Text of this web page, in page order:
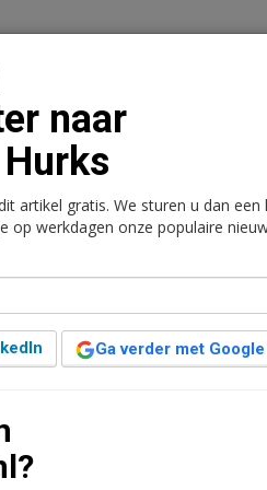
Abonnementen
Logistiek Juridisch | Fiscaal
Hurks (51), Gianne
naar
artikel gratis. We sturen u dan een
op werkdagen onze populaire
Ga verder met Google